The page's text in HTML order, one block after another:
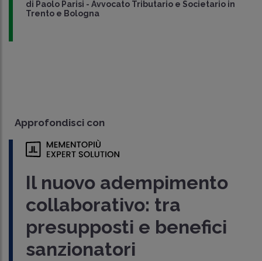
di Paolo Parisi - Avvocato Tributario e Societario in
Trento e Bologna
Approfondisci con
Il nuovo adempimento
collaborativo: tra
presupposti e benefici
sanzionatori